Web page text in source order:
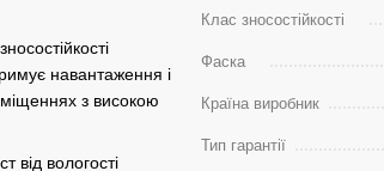
навантаження і
з високою
від вологості
Клас зносостійкості
Фаска
Країна виробник
Тип гарантії